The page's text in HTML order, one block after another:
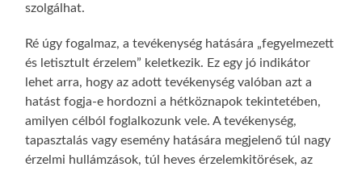
szolgálhat.
Ré úgy fogalmaz, a tevékenység hatására „fegyelmezett
és letisztult érzelem” keletkezik. Ez egy jó indikátor
lehet arra, hogy az adott tevékenység valóban azt a
hatást fogja-e hordozni a hétköznapok tekintetében,
amilyen célból foglalkozunk vele. A tevékenység,
tapasztalás vagy esemény hatására megjelenő túl nagy
érzelmi hullámzások, túl heves érzelemkitörések, az